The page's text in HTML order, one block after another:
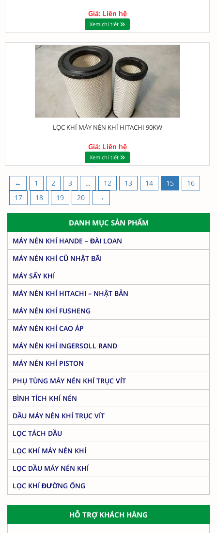
Giá: Liên hệ
Xem chi tiết
LỌC KHÍ MÁY NÉN KHÍ HITACHI 90KW
Giá: Liên hệ
Xem chi tiết
← 1 2 3 … 12 13 14 15
16
17
18 19 20 →
DANH MỤC SẢN PHẨM
MÁY NÉN KHÍ HANDE – ĐÀI LOAN
MÁY NÉN KHÍ CŨ NHẬT BÃI
MÁY SẤY KHÍ
MÁY NÉN KHÍ HITACHI – NHẬT BẢN
MÁY NÉN KHÍ FUSHENG
MÁY NÉN KHÍ CAO ÁP
MÁY NÉN KHÍ INGERSOLL RAND
MÁY NÉN KHÍ PISTON
PHỤ TÙNG MÁY NÉN KHÍ TRỤC VÍT
BÌNH TÍCH KHÍ NÉN
DẦU MÁY NÉN KHÍ TRỤC VÍT
LỌC TÁCH DẦU
LỌC KHÍ MÁY NÉN KHÍ
LỌC DẦU MÁY NÉN KHÍ
LỌC KHÍ ĐƯỜNG ỐNG
HỖ TRỢ KHÁCH HÀNG